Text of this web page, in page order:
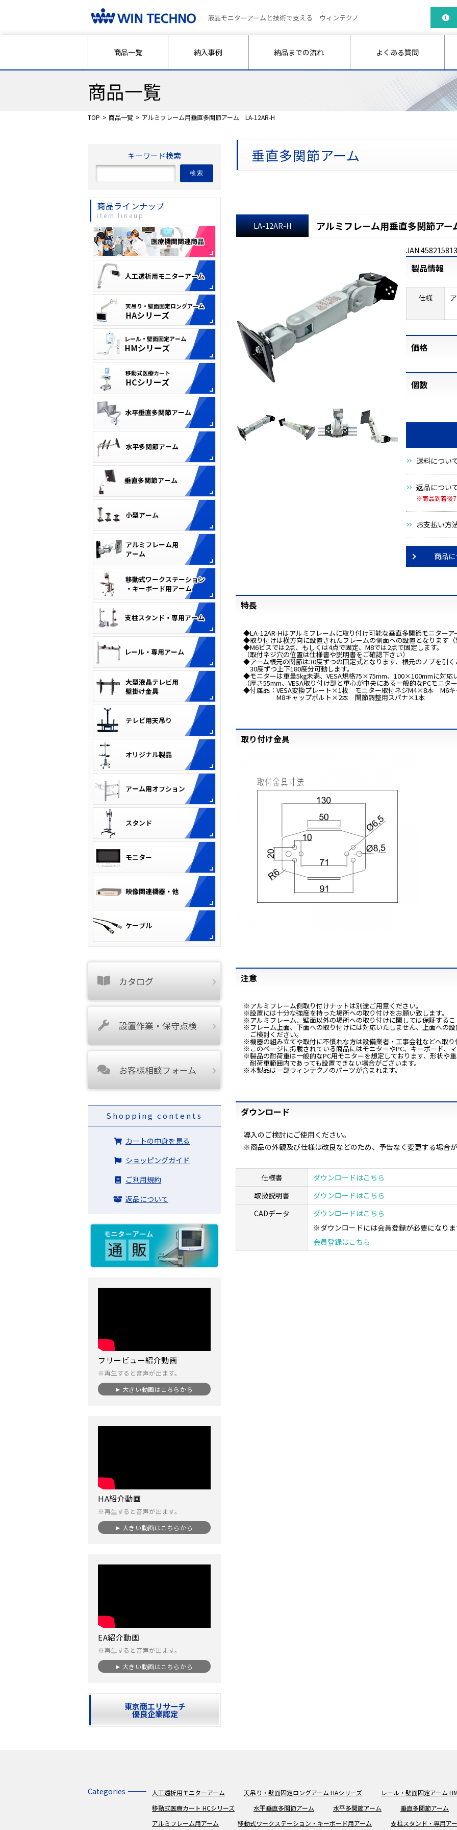
液晶モニターアームと技術で支える ウィンテクノ
商品一覧 納入事例 納品までの流れ よくある質問
商品一覧
TOP 商品一覧 アルミフレーム用垂直多関節アーム LA-12AR-H
垂直多関節アーム
LA-12AR-H アルミフレーム用垂直多関節ア
製品情報
仕様
価格
個数
送料につい
返品につい
※商品到着後7
お支払い方
商品
特長
◆LA-12AR-Hはアルミフレームに取り付け可能な垂直多関節モニターア
◆取り付けは横方向に設置されたフレームの側面への設置となります（
◆M6ビスでは2点、もしくは4点で固定、M8では2点で固定します。
（取付ネジ穴の位置は仕様書や説明書をご確認下さい）
◆アーム根元の関節は30度ずつの固定式となります、根元のノブを引
30度ずつ上下180度分可動します。
◆モニターは重量5㎏未満、VESA規格75×75mm、100×100mmに対応い
（厚さ55mm、VESA取り付け部と重心が中央にある一般的なPCモニタ
◆付属品：VESA変換プレート×1枚 モニター取付ネジM4×8本 M6
M8キャップボルト×2本 関節調整用スパナ×1本
取り付け金具
注意
※アルミフレーム側取り付けナットは別途ご用意ください。
※設置には十分な強度を持った場所への取り付けをお願い致します。
※アルミフレーム、壁面以外の場所への取り付けに関しては保証するこ
※フレーム上面、下面への取り付けには対応いたしません、上面への設
ご検討ください。
※機器の組み立てや取付に不慣れな方は設備業者・工事会社などへ取り
※このページに掲載されている商品にはモニターやPC、キーボード、
※製品の耐荷重は一般的なPC用モニターを想定しております、形状や重
耐荷重範囲内であっても設置できない場合がございます。
※本製品は一部ウィンテクノのパーツが含まれます。
ダウンロード
導入のご検討にご使用ください。
※商品の外観及び仕様は改良などのため、予告なく変更する場合
仕様書
ダウンロードはこちら
取扱説明書
ダウンロードはこちら
CADデータ
ダウンロードはこちら
※ダウンロードには会員登録が必要になりま
会員登録はこちら
キーワード検索
検索
商品ラインナップ
item lineup
カタログ
設置作業・保守点検
お客様相談フォーム
Shopping contents
カートの中身を見る
ショッピングガイド
ご利用規約
返品について
フリービュー紹介動画
※再生すると音声が出ます。
大きい動画はこちらから
HA紹介動画
※再生すると音声が出ます。
大きい動画はこちらから
EA紹介動画
※再生すると音声が出ます。
大きい動画はこちらから
東京商工リサーチ
優良企業認定
Categories 人工透析用モニターアーム 天吊り・壁面固定ロングアーム HAシリーズ
レール・壁面固定アーム
移動式医療カート HCシリーズ
水平垂直多関節アーム 水平多関節アーム 垂直多関節アーム
アルミフレーム用アーム
移動式ワークステーション・キーボード用アーム 支柱スタンド・専用ア